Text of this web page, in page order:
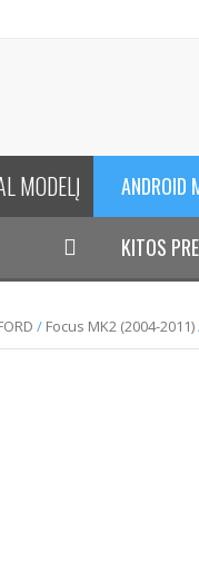
MODELĮ ANDROID
KITOS
/ Focus MK2 (2004-2011)